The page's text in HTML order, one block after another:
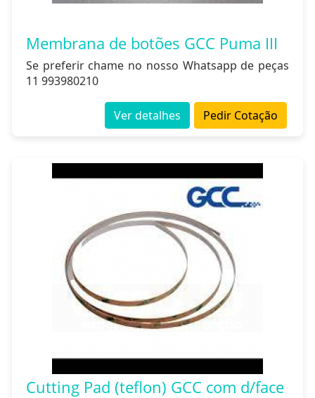
Membrana de botões GCC Puma III
Se preferir chame no nosso Whatsapp de peças
11 993980210
Pedir Cotação
Ver detalhes
Cutting Pad (teflon) GCC com d/face